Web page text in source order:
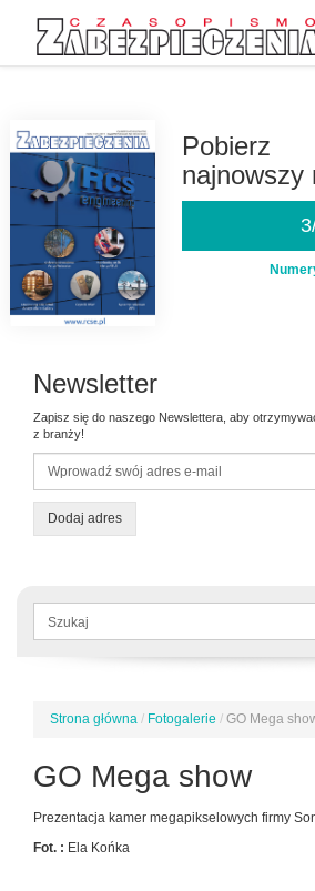
Pobierz
najnowszy
Newsletter
Zapisz się do naszego Newslettera, aby
z branży!
Dodaj adres
Formularz
wyszukiwania
Jesteś
Strona główna / Fotogalerie / GO Mega
GO Mega show
Prezentacja kamer megapikselowych firmy
Fot. : Ela Końka